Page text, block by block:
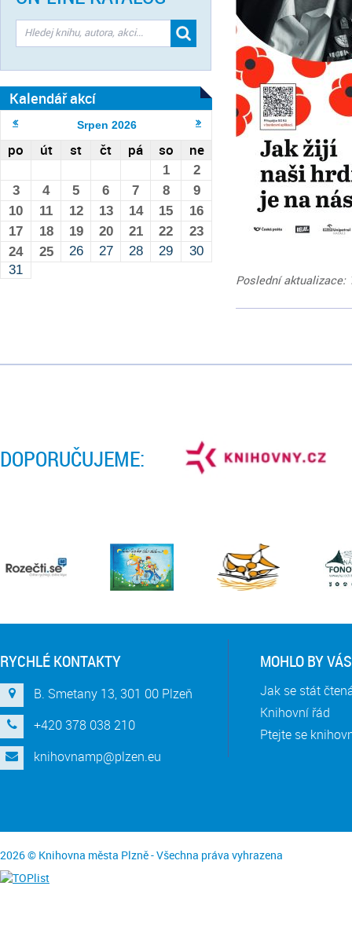
Poslední aktualizace:
Kalendář akcí
Srpen 2026
po út st čt pá so ne
1
2
3
4 5 6 7 8
9
10
11 12 13 14 15
16
17
18 19 20 21 22
23
24
25 26 27 28 29
30
31
DOPORUČUJEME:
RYCHLÉ KONTAKTY
B. Smetany 13, 301 00 Plzeň
+420 378 038 210
knihovnamp@plzen.eu
MOHLO BY
Jak se stát
Knihovní řád
Ptejte se
2026 © Knihovna města Plzně - Všechna práva vyhrazena